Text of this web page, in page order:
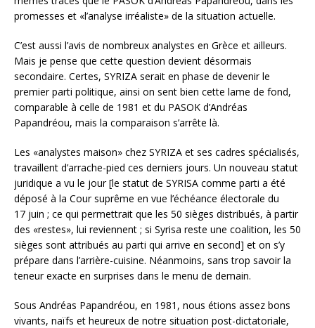
promesses et «l’analyse irréaliste» de la situation actuelle.
C’est aussi l’avis de nombreux analystes en Grèce et ailleurs.
Mais je pense que cette question devient désormais
secondaire. Certes, SYRIZA serait en phase de devenir le
premier parti politique, ainsi on sent bien cette lame de fond,
comparable à celle de 1981 et du PASOK d’Andréas
Papandréou, mais la comparaison s’arrête là.
Les «analystes maison» chez SYRIZA et ses cadres spécialisés,
travaillent d’arrache-pied ces derniers jours. Un nouveau statut
juridique a vu le jour [le statut de SYRISA comme parti a été
déposé à la Cour suprême en vue l’échéance électorale du
17 juin ; ce qui permettrait que les 50 sièges distribués, à partir
des «restes», lui reviennent ; si Syrisa reste une coalition, les 50
sièges sont attribués au parti qui arrive en second] et on s’y
prépare dans l’arrière-cuisine. Néanmoins, sans trop savoir la
teneur exacte en surprises dans le menu de demain.
Sous Andréas Papandréou, en 1981, nous étions assez bons
vivants, naïfs et heureux de notre situation post-dictatoriale,